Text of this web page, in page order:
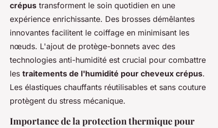
crépus transforment le soin quotidien en une
expérience enrichissante. Des brosses démêlantes
innovantes facilitent le coiffage en minimisant les
nœuds. L'ajout de protège-bonnets avec des
technologies anti-humidité est crucial pour combattre
les traitements de l'humidité pour cheveux crépus.
Les élastiques chauffants réutilisables et sans couture
protègent du stress mécanique.
Importance de la protection thermique pour